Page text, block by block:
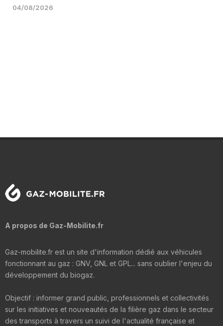
04/08/2026
A propos de Gaz-Mobilite.fr
Gaz-mobilite.fr est un site d'information dédié aux véhicules
fonctionnant au gaz : GNV, GNL et GPL... sans oublier l'enjeu du
développement du biogaz.
Objectif : informer grand public, professionnels et collectivités
sur les initiatives et nouveautés de la filière gaz dans le secteur
des transports à travers un suivi de l'actualité française et